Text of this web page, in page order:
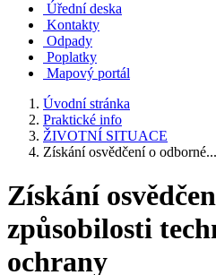
Úřední deska
Kontakty
Odpady
Poplatky
Mapový portál
Úvodní stránka
Praktické info
ŽIVOTNÍ SITUACE
Získání osvědčení o odborné...
Získání
způsobilosti
ochrany